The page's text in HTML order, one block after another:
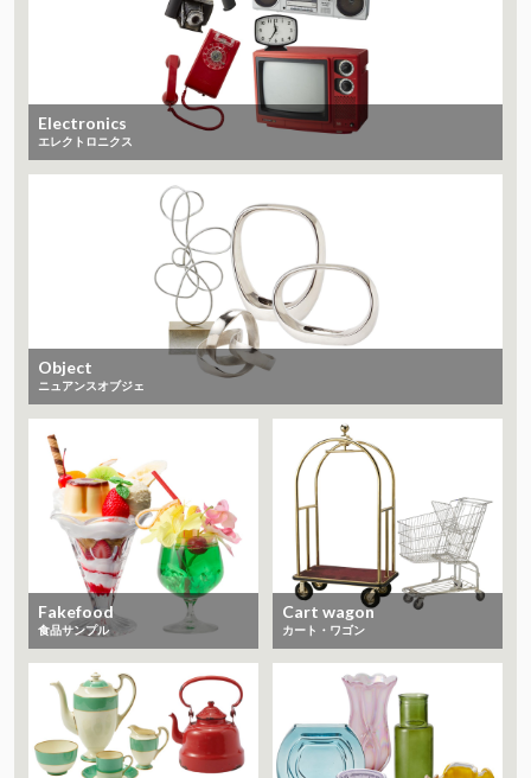
Electronics
エレクトロニクス
Object
ニュアンスオブジェ
Fakefood
食品サンプル
Cart wagon
カート・ワゴン